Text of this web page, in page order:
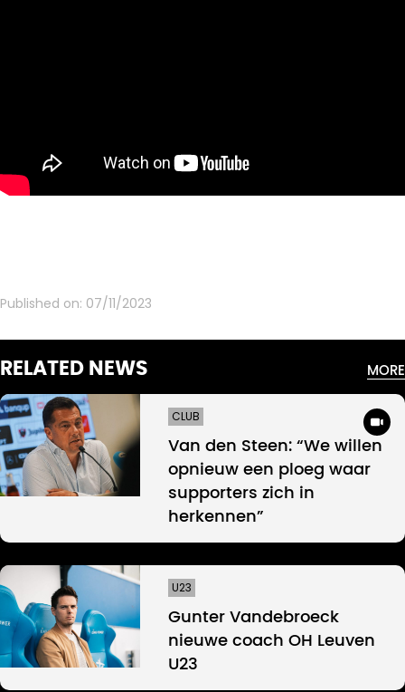
Published on: 07/11/2023
RELATED NEWS MORE
CLUB
Van den Steen: “We willen
opnieuw een ploeg waar
supporters zich in
herkennen”
U23
Gunter Vandebroeck
nieuwe coach OH Leuven
U23